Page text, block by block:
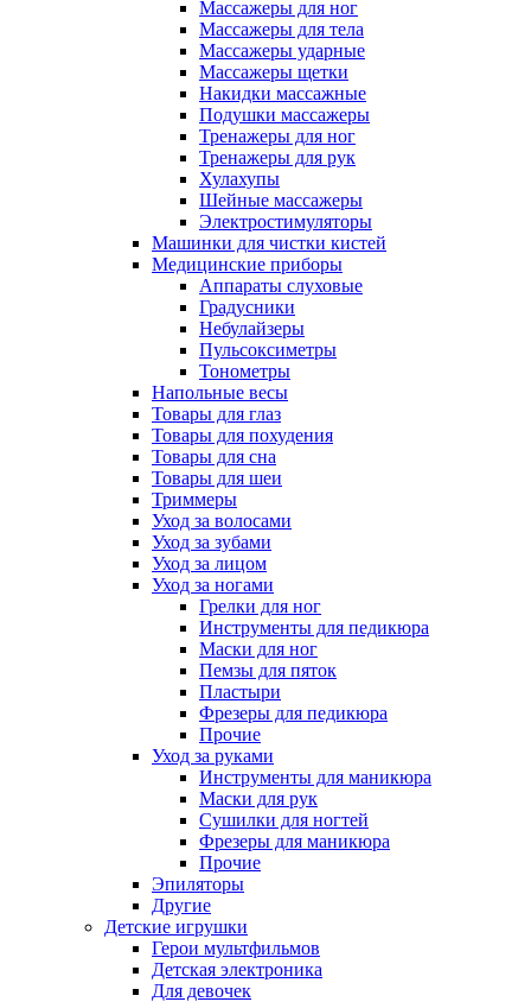
Массажеры для ног
Массажеры для тела
Массажеры ударные
Массажеры щетки
Накидки массажные
Подушки массажеры
Тренажеры для ног
Тренажеры для рук
Хулахупы
Шейные массажеры
Электростимуляторы
Машинки для чистки кистей
Медицинские приборы
Аппараты слуховые
Градусники
Небулайзеры
Пульсоксиметры
Тонометры
Напольные весы
Товары для глаз
Товары для похудения
Товары для сна
Товары для шеи
Триммеры
Уход за волосами
Уход за зубами
Уход за лицом
Уход за ногами
Грелки для ног
Инструменты для педикюра
Маски для ног
Пемзы для пяток
Пластыри
Фрезеры для педикюра
Прочие
Уход за руками
Инструменты для маникюра
Маски для рук
Сушилки для ногтей
Фрезеры для маникюра
Прочие
Эпиляторы
Другие
Детские игрушки
Герои мультфильмов
Детская электроника
Для девочек